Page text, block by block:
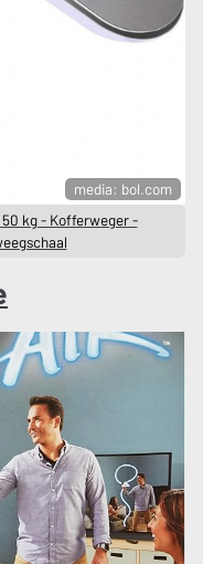
media: bol.com
kg - Kofferweger -